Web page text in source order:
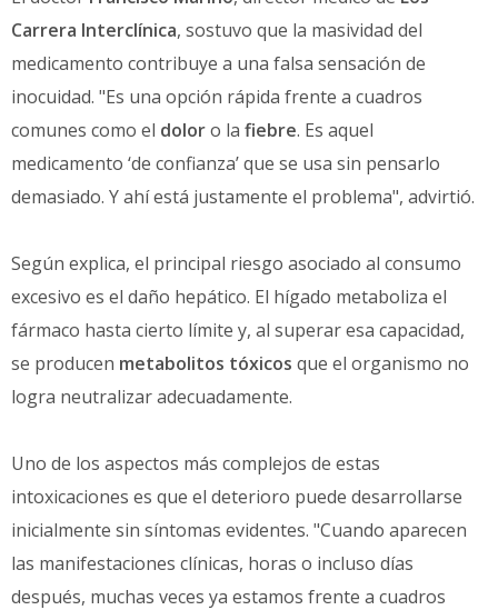
Carrera Interclínica, sostuvo que la masividad del
medicamento contribuye a una falsa sensación de
inocuidad. "Es una opción rápida frente a cuadros
comunes como el doloro la fiebre. Es aquel
medicamento ‘de confianza’ que se usa sin pensarlo
demasiado. Y ahí está justamente el problema", advirtió.
Según explica, el principal riesgo asociado al consumo
excesivo es el daño hepático. El hígado metaboliza el
fármaco hasta cierto límite y, al superar esa capacidad,
se producen metabolitos tóxicos que el organismo no
logra neutralizar adecuadamente.
Uno de los aspectos más complejos de estas
intoxicaciones es que el deterioro puede desarrollarse
inicialmente sin síntomas evidentes. "Cuando aparecen
las manifestaciones clínicas, horas o incluso días
después, muchas veces ya estamos frente a cuadros